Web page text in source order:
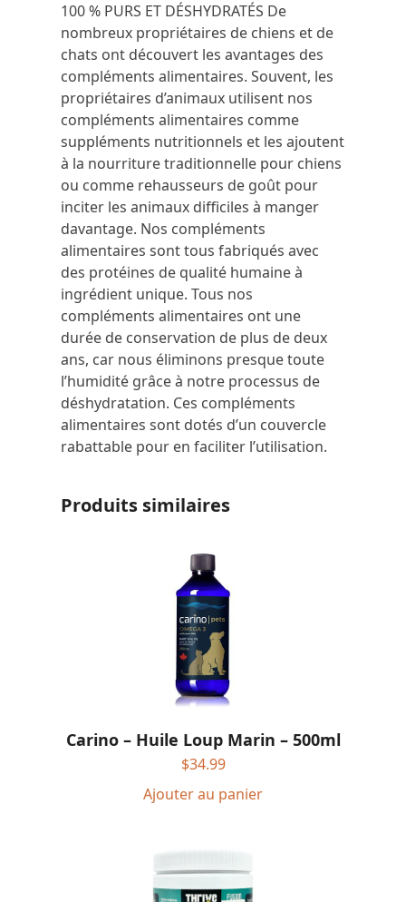
100 % PURS ET DÉSHYDRATÉS De
nombreux propriétaires de chiens et de
chats ont découvert les avantages des
compléments alimentaires. Souvent, les
propriétaires d’animaux utilisent nos
compléments alimentaires comme
suppléments nutritionnels et les ajoutent
à la nourriture traditionnelle pour chiens
ou comme rehausseurs de goût pour
inciter les animaux difficiles à manger
davantage. Nos compléments
alimentaires sont tous fabriqués avec
des protéines de qualité humaine à
ingrédient unique. Tous nos
compléments alimentaires ont une
durée de conservation de plus de deux
ans, car nous éliminons presque toute
l’humidité grâce à notre processus de
déshydratation. Ces compléments
alimentaires sont dotés d’un couvercle
rabattable pour en faciliter l’utilisation.
Produits similaires
Carino – Huile Loup Marin – 500ml
$34.99
Ajouter au panier